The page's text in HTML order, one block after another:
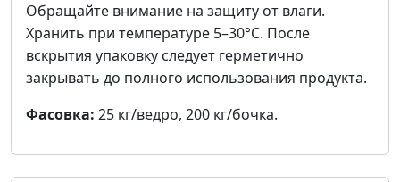
Обращайте внимание на защиту от влаги.
Хранить при температуре 5–30°C. После
вскрытия упаковку следует герметично
закрывать до полного использования продукта.
Фасовка: 25 кг/ведро, 200 кг/бочка.